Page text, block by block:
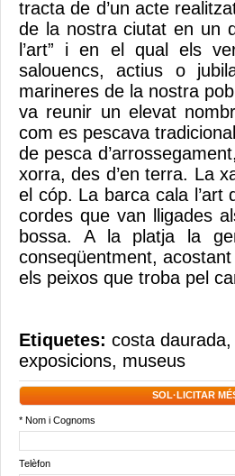
tracta de d’un acte
de la nostra ciutat en un
l’art” i en el qual els
salouencs, actius o
marineres de la nostra
va reunir un elevat
com es pescava
de pesca
xorra, des d’en terra. La
el cóp. La barca cala
cordes que van lligades
bossa. A la platja la
conseqüentment,
els peixos que troba pel
Etiquetes: costa daurada,
exposicions, museus
SOL·LICITAR
* Nom i Cognoms
Telèfon